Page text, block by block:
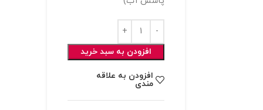
افزودن به سبد خرید
افزودن به علاقه
مندی